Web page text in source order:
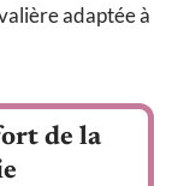
adaptée à
de la